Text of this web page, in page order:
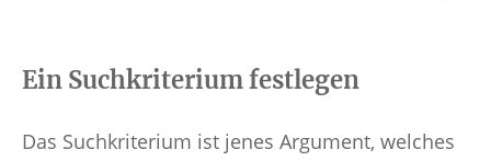
Ein Suchkriterium festlegen
Das Suchkriterium ist jenes Argument, welches